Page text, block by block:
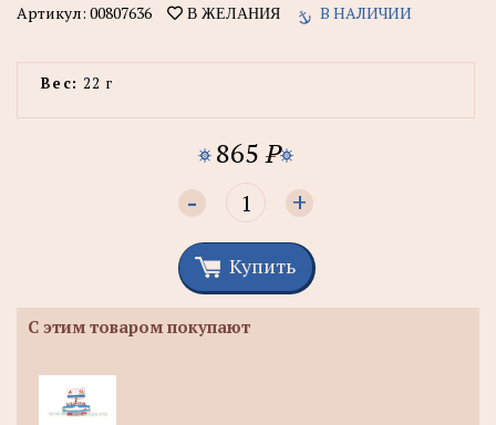
Артикул: 00807636 В ЖЕЛАНИЯ В НАЛИЧИИ
Вес: 22 г
865 P
- +
Купить
С этим товаром покупают